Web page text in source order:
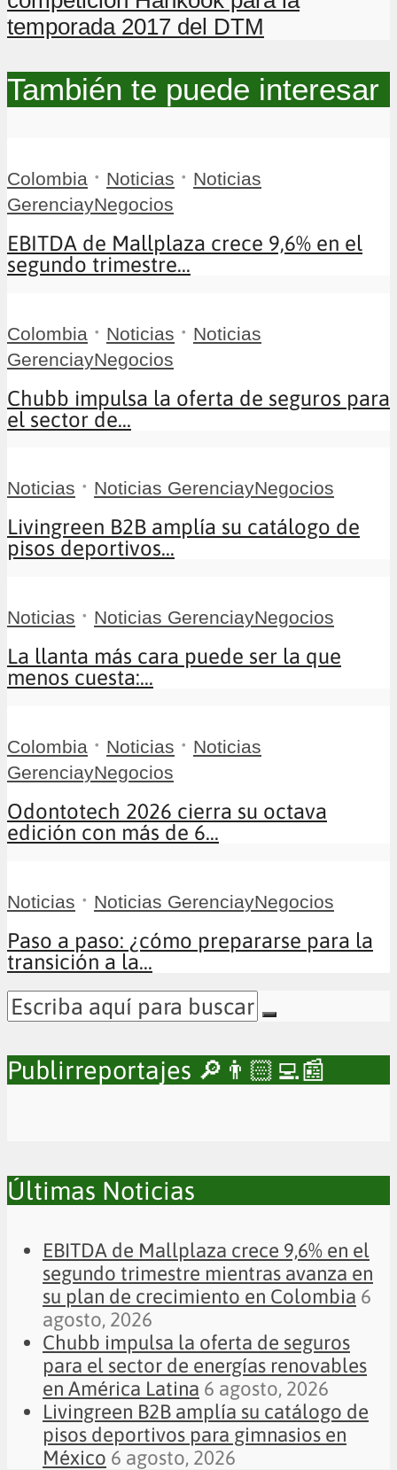
temporada 2017 del DTM
También te puede interesar
Colombia • Noticias • Noticias
GerenciayNegocios
EBITDA de Mallplaza crece 9,6% en el
segundo trimestre...
Colombia • Noticias • Noticias
GerenciayNegocios
Chubb impulsa la oferta de seguros para
el sector de...
Noticias • Noticias GerenciayNegocios
Livingreen B2B amplía su catálogo de
pisos deportivos...
Noticias • Noticias GerenciayNegocios
La llanta más cara puede ser la que
menos cuesta:...
Colombia • Noticias • Noticias
GerenciayNegocios
Odontotech 2026 cierra su octava
edición con más de 6...
Noticias • Noticias GerenciayNegocios
Paso a paso: ¿cómo prepararse para la
transición a la...
Publirreportajes 🔎👨🏻‍💻📰
Últimas Noticias
EBITDA de Mallplaza crece 9,6% en el
segundo trimestre mientras avanza en
su plan de crecimiento en Colombia 6
agosto, 2026
Chubb impulsa la oferta de seguros
para el sector de energías renovables
en América Latina 6 agosto, 2026
Livingreen B2B amplía su catálogo de
pisos deportivos para gimnasios en
México 6 agosto, 2026